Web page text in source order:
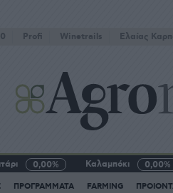
Profi Winetrails Eλαίας
0,00% Καλαμπόκι 0,00%
ΠΡΟΓΡΑΜΜΑΤΑ FARMING